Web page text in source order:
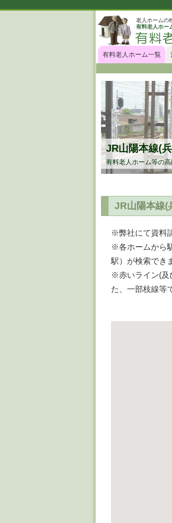
老人ホームの
有料老人ホー
有料老人ホーム一覧
JR山陽本線(
有料老人ホーム等の
JR山陽本線(
※弊社にて資料
※各ホームから
駅）が検索でき
※赤いライン(及
た、一部枝線等